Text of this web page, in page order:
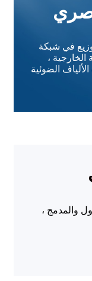
في شبكة
،
الضوئية
والمدمج ،